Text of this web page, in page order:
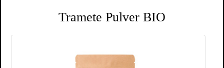
Tramete Pulver BIO